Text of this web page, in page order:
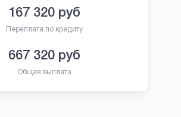
167 320 руб
Переплата по кредиту
667 320 руб
Общая выплата